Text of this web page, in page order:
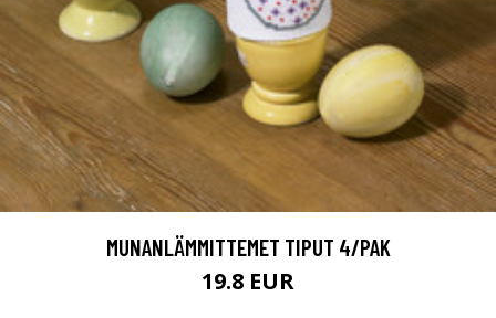
MUNANLÄMMITTEMET TIPUT 4/PAK
19.8 EUR